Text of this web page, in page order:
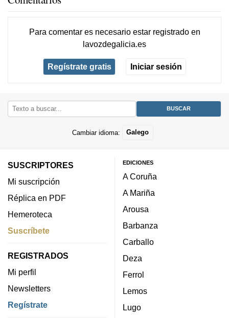
Para comentar es necesario estar registradoen
lavozdegalicia.es
Regístrate gratis Iniciar sesión
Cambiar idioma: Galego
SUSCRIPTORES
Mi suscripción
Réplica en PDF
Hemeroteca
Suscríbete
REGISTRADOS
Mi perfil
Newsletters
Regístrate
EDICIONES
A Coruña
A Mariña
Arousa
Barbanza
Carballo
Deza
Ferrol
Lemos
Lugo